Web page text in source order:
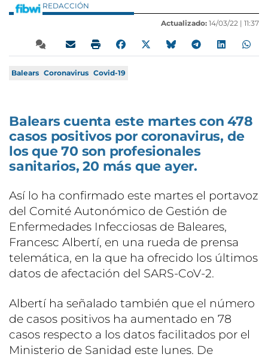
REDACCIÓN
Actualizado: 14/03/22 | 11:37
Balears Coronavirus Covid-19
Balears cuenta este martes con 478
casos positivos por coronavirus, de
los que 70 son profesionales
sanitarios, 20 más que ayer.
Así lo ha confirmado este martes el portavoz
del Comité Autonómico de Gestión de
Enfermedades Infecciosas de Baleares,
Francesc Albertí, en una rueda de prensa
telemática, en la que ha ofrecido los últimos
datos de afectación del SARS-CoV-2.
Albertí ha señalado también que el número
de casos positivos ha aumentado en 78
casos respecto a los datos facilitados por el
Ministerio de Sanidad este lunes. De